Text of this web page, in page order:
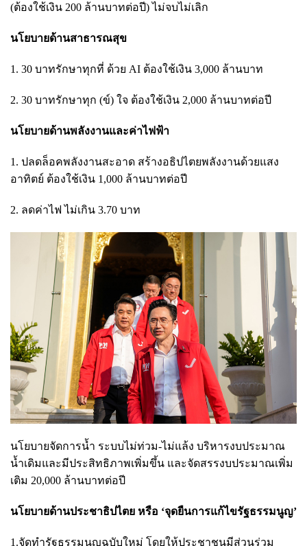
(ต้องใช้เงิน 200 ล้านบาทต่อปี) ไม่จบไม่เลิก
นโยบายด้านสาธารณสุข
1. 30 บาทรักษาทุกที่ ด้วย AI ต้องใช้เงิน 3,000 ล้านบาท
2. 30 บาทรักษาทุก (ข์) ใจ ต้องใช้เงิน 2,000 ล้านบาทต่อปี
นโยบายด้านพลังงานและค่าไฟฟ้า
1. ปลดล็อคพลังงานสะอาด สร้างอธิปไตยพลังงานด้วยแสง
อาทิตย์ ต้องใช้เงิน 1,000 ล้านบาทต่อปี
2. ลดค่าไฟ ไม่เกิน 3.70 บาท
นโยบายจัดการน้ำ ระบบไม่ท่วม-ไม่แล้ง บริหารงบประมาณ
น้ำเดิมและมีประสิทธิภาพเพิ่มขึ้น และจัดสรรงบประมาณเพิ่ม
เติม 20,000 ล้านบาทต่อปี
นโยบายด้านประชาธิปไตย หรือ ‘จุดยืนการแก้ไขรัฐธรรมนูญ’
1.จัดทำรัฐธรรมนูญฉบับใหม่ โดยให้ประชาชนมีส่วนร่วม